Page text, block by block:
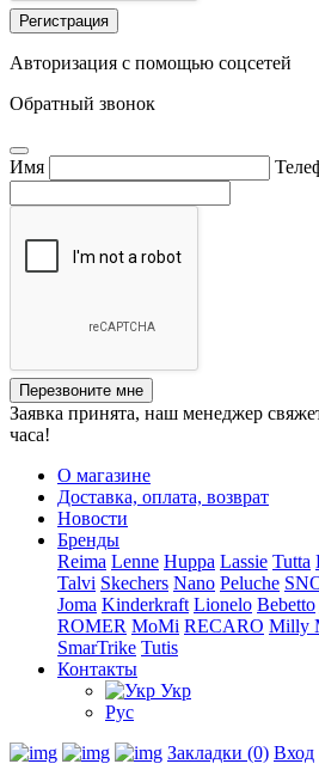
Регистрация
Авторизация с помощью соцсетей
Обратный звонок
Имя
Перезвоните мне
Заявка принята, наш менеджер
часа!
О магазине
Доставка, оплата, возврат
Новости
Бренды
Reima Lenne Huppa Lassie Tutta
Talvi Skechers Nano Peluche
Joma Kinderkraft Lionelo Bebetto
ROMER MoMi RECARO Milly
SmarTrike Tutis
Контакты
Укр
Рус
Закладки (0) Вход